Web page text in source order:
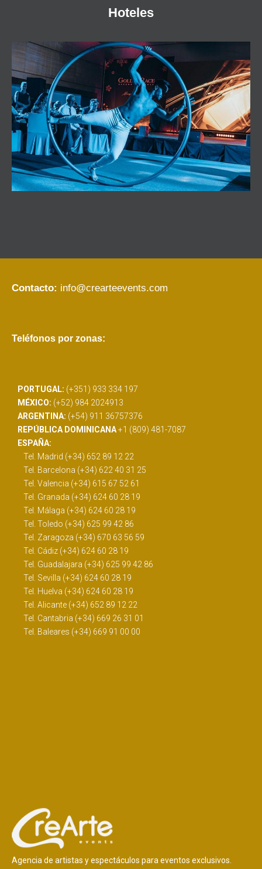
Hoteles
Contacto: info@crearteevents.com
Teléfonos por zonas:
PORTUGAL: (+351) 933 334 197
MÉXICO: (+52) 984 2024913
ARGENTINA: (+54) 911 36757376
REPÚBLICA DOMINICANA+1 (809) 481-7087
ESPAÑA:
Tel. Madrid (+34) 652 89 12 22
Tel. Barcelona (+34) 622 40 31 25
Tel. Valencia (+34) 615 67 52 61
Tel. Granada (+34) 624 60 28 19
Tel. Málaga (+34) 624 60 28 19
Tel. Toledo (+34) 625 99 42 86
Tel. Zaragoza (+34) 670 63 56 59
Tel. Cádiz (+34) 624 60 28 19
Tel. Guadalajara (+34) 625 99 42 86
Tel. Sevilla (+34) 624 60 28 19
Tel. Huelva (+34) 624 60 28 19
Tel. Alicante (+34) 652 89 12 22
Tel. Cantabria (+34) 669 26 31 01
Tel. Baleares (+34) 669 91 00 00
Agencia de artistas y espectáculos para eventos exclusivos.